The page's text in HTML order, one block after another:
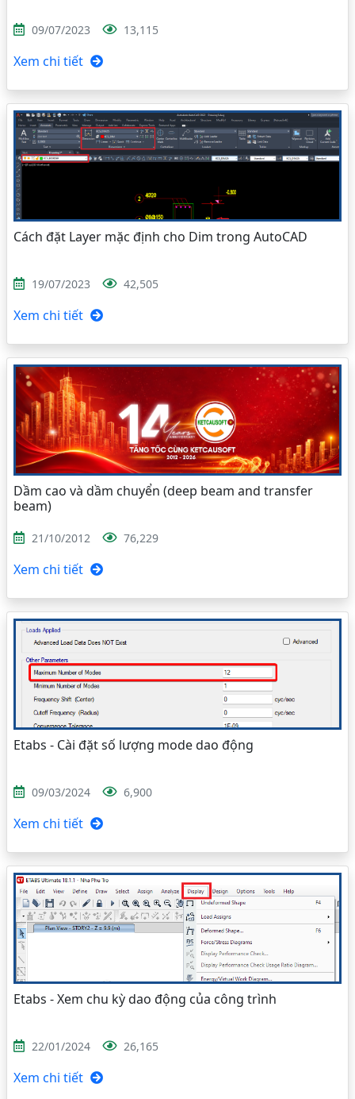
09/07/2023 13,115
Xem chi tiết
Cách đặt Layer mặc định cho Dim trong AutoCAD
19/07/2023 42,505
Xem chi tiết
Dầm cao và dầm chuyển (deep beam and transfer
beam)
21/10/2012 76,229
Xem chi tiết
Etabs - Cài đặt số lượng mode dao động
09/03/2024 6,900
Xem chi tiết
Etabs - Xem chu kỳ dao động của công trình
22/01/2024 26,165
Xem chi tiết